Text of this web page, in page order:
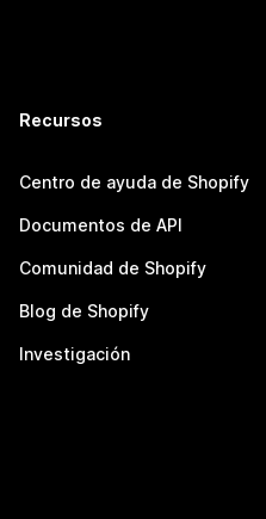
Recursos
Centro de ayuda de Shopify
Documentos de API
Comunidad de Shopify
Blog de Shopify
Investigación